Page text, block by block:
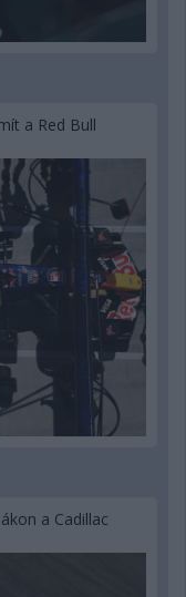
a Red Bull
a Cadillac